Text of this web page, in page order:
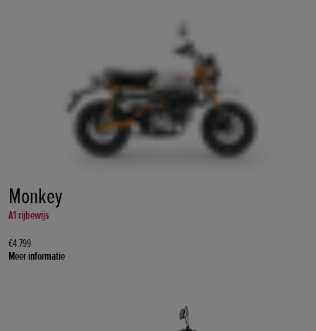
Monkey
A1 rijbewijs
€4.799
Meer informatie